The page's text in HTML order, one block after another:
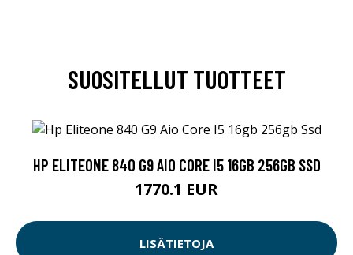
SUOSITELLUT TUOTTEET
HP ELITEONE 840 G9 AIO CORE I5 16GB 256GB SSD
1770.1 EUR
LISÄTIETOJA